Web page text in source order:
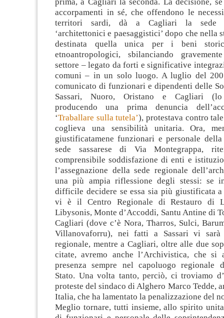
accorpamenti in sé, che offendono le
territori sardi, dà a Cagliari la sede
‘architettonici e paesaggistici’ dopo che nella
destinata quella unica per i beni
etnoantropologici, sbilanciando
settore – legato da forti e significative
comuni – in un solo luogo. A luglio del
comunicato di funzionari e dipendenti delle
Sassari, Nuoro, Oristano e Cagliari (lo
producendo una prima denuncia
‘Traballare sulla tutela’), protestava contro
coglieva una sensibilità unitaria. Ora,
giustificatamene funzionari e personale della
sede sassarese di Via Montegrappa,
comprensibile soddisfazione di enti e
l’assegnazione della sede regionale
una più ampia riflessione degli stessi: se
difficile decidere se essa sia più giustificata a
vi è il Centro Regionale di Restauro di
Libysonis, Monte d’Accoddi, Santu Antine di
Cagliari (dove c’è Nora, Tharros, Sulci,
Villanovaforru), nei fatti a Sassari vi sarà
regionale, mentre a Cagliari, oltre alle due
citate, avremo anche l’Archivistica, che si
presenza sempre nel capoluogo regionale
Stato. Una volta tanto, perciò, ci troviamo
proteste del sindaco di Alghero Marco Tedde,
Italia, che ha lamentato la penalizzazione del
Meglio tornare, tutti insieme, allo spirito